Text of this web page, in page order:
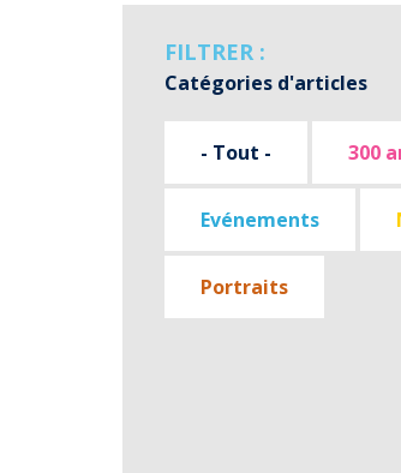
FILTRER :
Catégories d'articles
- Tout - 300
Evénements
Portraits